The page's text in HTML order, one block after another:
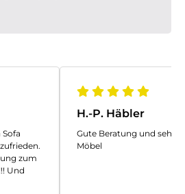
zum
Und
H.-P. Häbler
Gute Beratung und sehr
Möbel